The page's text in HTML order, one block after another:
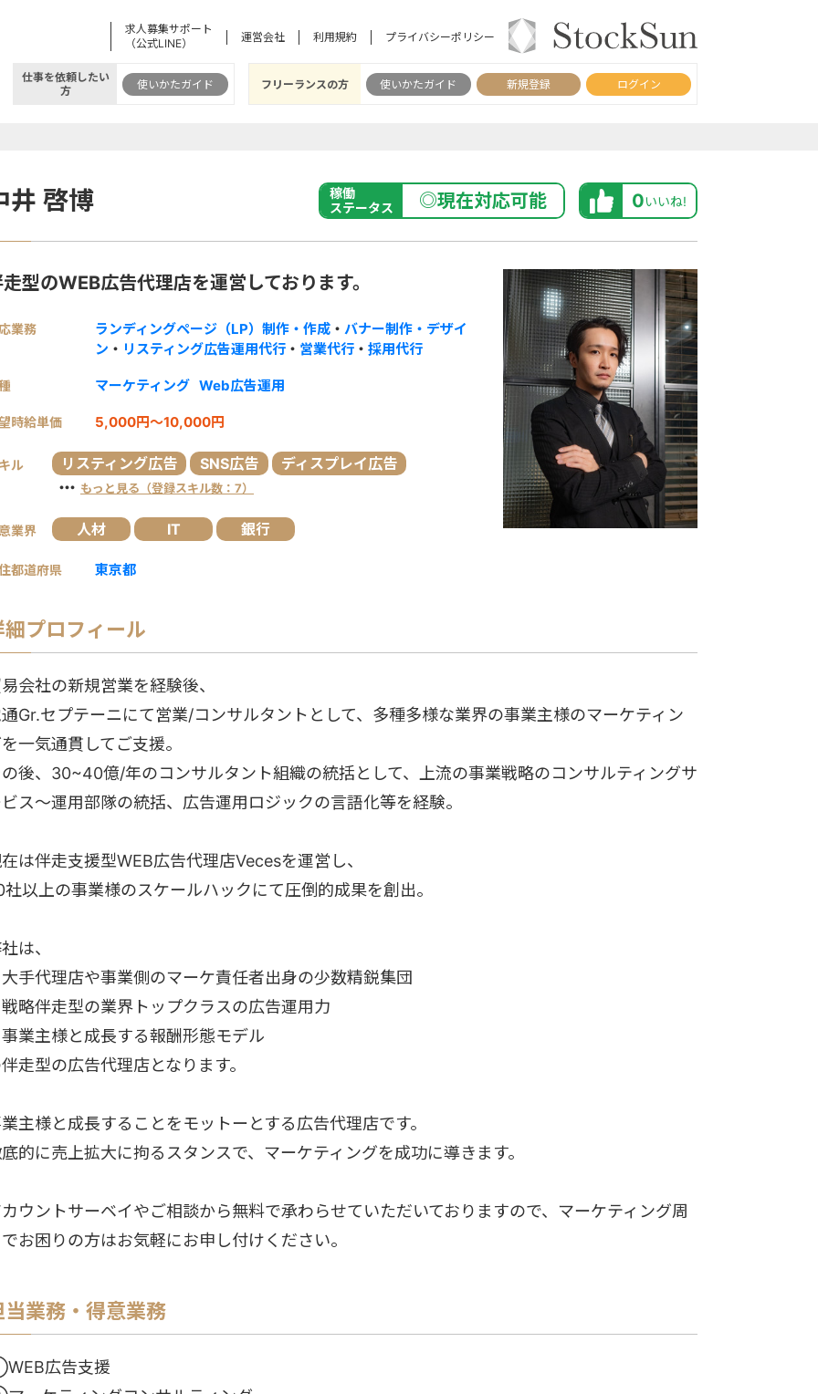
求人募集サポート
（公式LINE）
運営会社 利用規約 プライバシーポリシー
仕事を依頼したい
方
使いかたガイド フリーランスの方 使いかたガイド 新規登録 ログイン
井 啓博
稼働
ステータス
◎現在対応可能 0いいね!
型のWEB広告代理店を運営しております。
業務 ランディングページ（LP）制作・作成 ・ バナー制作・デザイ
ン ・ リスティング広告運用代行 ・ 営業代行 ・ 採用代行
マーケティング Web広告運用
時給単価 5,000円～10,000円
ル リスティング広告 SNS広告 ディスプレイ広告
・・・ もっと見る（登録スキル数：7）
業界 人材 IT 銀行
都道府県 東京都
細プロフィール
会社の新規営業を経験後、
Gr.セプテーニにて営業/コンサルタントとして、多種多様な業界の事業主様のマーケティン
一気通貫してご支援。
後、30~40億/年のコンサルタント組織の統括として、上流の事業戦略のコンサルティングサ
ス～運用部隊の統括、広告運用ロジックの言語化等を経験。
は伴走支援型WEB広告代理店Vecesを運営し、
以上の事業様のスケールハックにて圧倒的成果を創出。
は、
手代理店や事業側のマーケ責任者出身の少数精鋭集団
略伴走型の業界トップクラスの広告運用力
業主様と成長する報酬形態モデル
走型の広告代理店となります。
主様と成長することをモットーとする広告代理店です。
的に売上拡大に拘るスタンスで、マーケティングを成功に導きます。
ウントサーベイやご相談から無料で承わらせていただいておりますので、マーケティング周
お困りの方はお気軽にお申し付けください。
当業務・得意業務
広告支援